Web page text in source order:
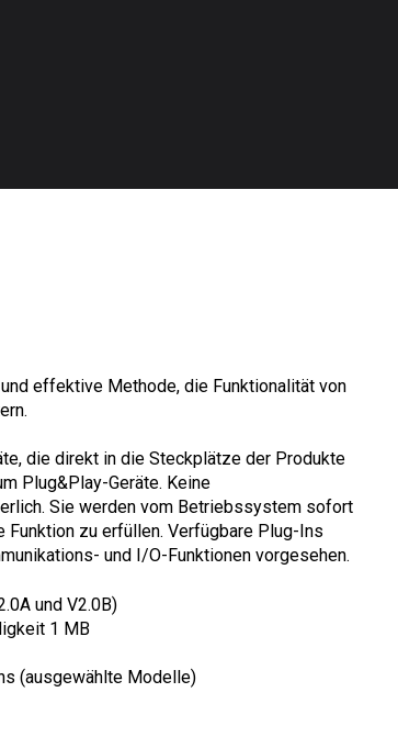
effektive Methode, die Funktionalität von
die direkt in die Steckplätze der Produkte
Plug&Play-Geräte. Keine
Sie werden vom Betriebssystem sofort
Funktion zu erfüllen. Verfügbare Plug-Ins
und I/O-Funktionen vorgesehen.
und V2.0B)
1 MB
(ausgewählte Modelle)